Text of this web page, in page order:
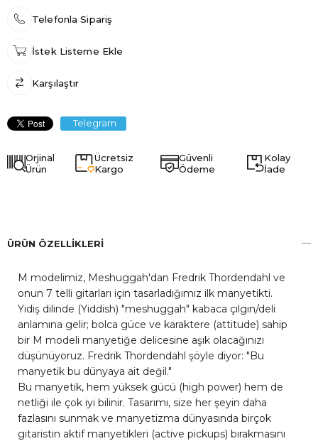
Telefonla Sipariş
İstek Listeme Ekle
Karşılaştır
Telegram
Orjinal
Ürün
Ücretsiz
Kargo
Güvenli
Ödeme
Kolay
İade
ÜRÜN ÖZELLIKLERI
M modelimiz, Meshuggah'dan Fredrik Thordendahl ve
onun 7 telli gitarları için tasarladığımız ilk manyetikti.
Yidiş dilinde (Yiddish) "meshuggah" kabaca çılgın/deli
anlamına gelir; bolca güce ve karaktere (attitude) sahip
bir M modeli manyetiğe delicesine aşık olacağınızı
düşünüyoruz. Fredrik Thordendahl şöyle diyor: "Bu
manyetik bu dünyaya ait değil."
Bu manyetik, hem yüksek gücü (high power) hem de
netliği ile çok iyi bilinir. Tasarımı, size her şeyin daha
fazlasını sunmak ve manyetizma dünyasında birçok
gitaristin aktif manyetikleri (active pickups) bırakmasını